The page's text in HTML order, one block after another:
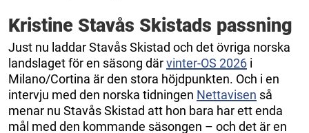
Kristine Stavås Skistads passning
Just nu laddar Stavås Skistad och det övriga norska
landslaget för en säsong därvinter-OS 2026 i
Milano/Cortina är den stora höjdpunkten. Och i en
intervju med den norska tidningen Nettavisen så
menar nu Stavås Skistad att hon bara har ett enda
mål med den kommande säsongen – och det är en